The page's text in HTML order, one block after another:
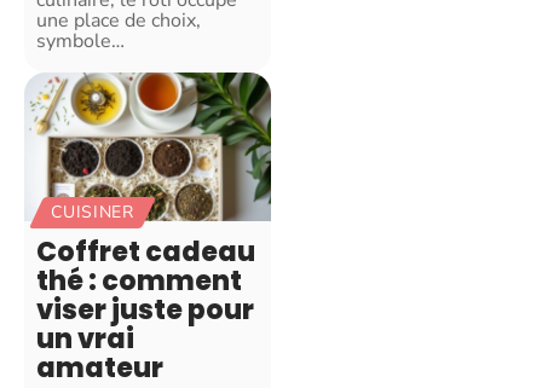
une place de choix,
symbole…
CUISINER
Coffret cadeau
thé : comment
viser juste pour
un vrai
amateur